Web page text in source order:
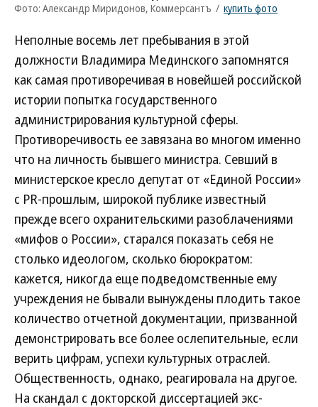
Фото: Александр Миридонов, Коммерсантъ / купить фото
Неполные восемь лет пребывания в этой
должности Владимира Мединского запомнятся
как самая противоречивая в новейшей российской
истории попытка государственного
администрирования культурной сферы.
Противоречивость ее завязана во многом именно
что на личность бывшего министра. Севший в
министерское кресло депутат от «Единой России»
с PR-прошлым, широкой публике известный
прежде всего охранительскими разоблачениями
«мифов о России», старался показать себя не
столько идеологом, сколько бюрократом:
кажется, никогда еще подведомственные ему
учреждения не бывали вынуждены плодить такое
количество отчетной документации, призванной
демонстрировать все более ослепительные, если
верить цифрам, успехи культурных отраслей.
Общественность, однако, реагировала на другое.
На скандал с докторской диссертацией экс-